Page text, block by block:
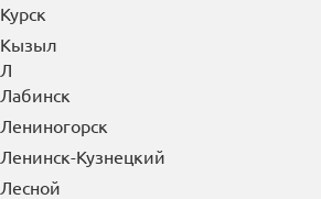
Курск
Кызыл
Л
Лабинск
Лениногорск
Ленинск-Кузнецкий
Лесной